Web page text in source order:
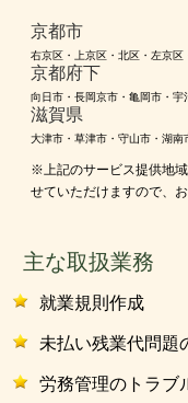
京都市
右京区・上京区・北区・左京
京都府下
向日市・長岡京市・亀岡市・宇
滋賀県
大津市・草津市・守山市・湖南
※上記のサービス提供地
せていただけますので、
主な取扱業務
就業規則作成
未払い残業代問題
労務管理のトラブ